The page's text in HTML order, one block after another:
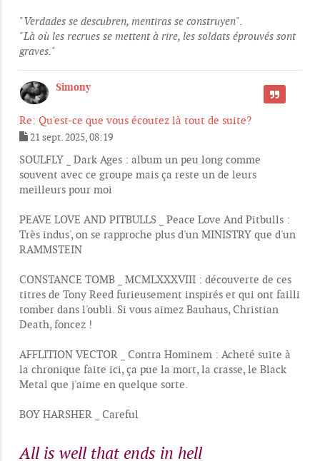
"Verdades se descubren, mentiras se construyen".
"Là où les recrues se mettent à rire, les soldats éprouvés sont
graves. "
Simony
Re: Qu'est-ce que vous écoutez là tout de suite?
CITER
e
s
a
e
21 sept. 2025, 08:19
SOULFLY _ Dark Ages : album un peu long comme
souvent avec ce groupe mais ça reste un de leurs
meilleurs pour moi
PEAVE LOVE AND PITBULLS _ Peace Love And Pitbulls :
Très indus', on se rapproche plus d'un MINISTRY que d'un
RAMMSTEIN
CONSTANCE TOMB _ MCMLXXXVIII : découverte de ces
titres de Tony Reed furieusement inspirés et qui ont failli
tomber dans l'oubli. Si vous aimez Bauhaus, Christian
Death, foncez !
AFFLITION VECTOR _ Contra Hominem : Acheté suite à
la chronique faite ici, ça pue la mort, la crasse, le Black
Metal que j'aime en quelque sorte.
BOY HARSHER _ Careful
All is well that ends in hell